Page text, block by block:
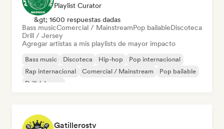
Playlist Curator
&gt; 1600 respuestas dadas
Bass musicComercial / MainstreamPop bailableDiscoteca
Drill / Jersey
Agregar artistas a mis playlists de mayor impacto
Bass music Discoteca Hip-hop
Pop internacional
Rap internacional
Comercial / Mainstream
Pop bailable
Drill / Jersey
Gatillerostv